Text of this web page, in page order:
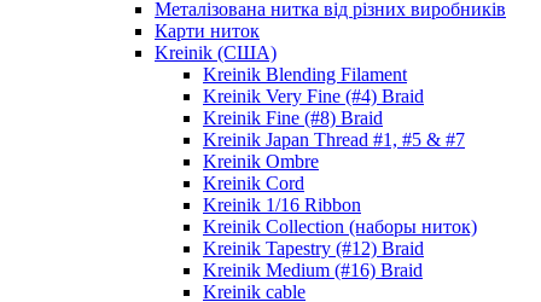
Металізована нитка від різних виробників
Карти ниток
Kreinik (США)
Kreinik Blending Filament
Kreinik Very Fine (#4) Braid
Kreinik Fine (#8) Braid
Kreinik Japan Thread #1, #5 & #7
Kreinik Ombre
Kreinik Cord
Kreinik 1/16 Ribbon
Kreinik Collection (наборы ниток)
Kreinik Tapestry (#12) Braid
Kreinik Medium (#16) Braid
Kreinik cable